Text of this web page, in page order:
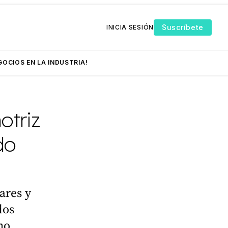
INICIA SESIÓN Suscríbete
EN LA INDUSTRIA!
y